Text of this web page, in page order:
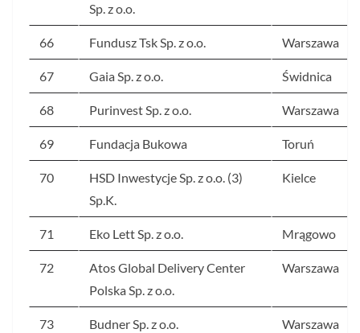
Sp. z o.o.
66 Fundusz Tsk Sp. z o.o. Warszawa
67 Gaia Sp. z o.o. Świdnica
68 Purinvest Sp. z o.o. Warszawa
69 Fundacja Bukowa Toruń
70
HSD Inwestycje Sp. z o.o. (3)
Sp.K.
Kielce
71 Eko Lett Sp. z o.o. Mrągowo
72
Atos Global Delivery Center
Polska Sp. z o.o.
Warszawa
73 Budner Sp. z o.o. Warszawa